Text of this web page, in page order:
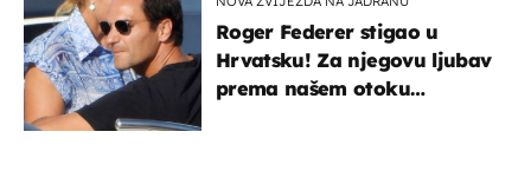
Roger Federer stigao u
Hrvatsku! Za njegovu ljubav
prema našem otoku